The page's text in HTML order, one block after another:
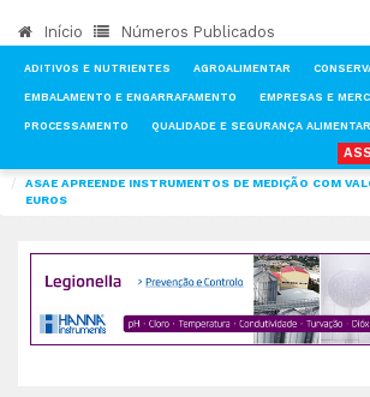
Início Números Publicados
ADITIVOS E NUTRIENTES AGROALIMENTAR
EMBALAMENTO E ENGARRAFAMENTO EMPRESAS E
PROCESSAMENTO QUALIDADE E SEGURANÇA ALIMENTAR
QUALIDADE E SEGURANÇA
ASAE APREENDE INSTRUMENTOS DE MEDIÇÃO COM
EUROS